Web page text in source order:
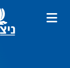
לתוכן